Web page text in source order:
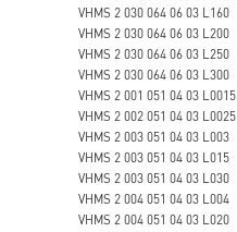
VHMS 2 030 064 06 03 L160
VHMS 2 030 064 06 03 L200
VHMS 2 030 064 06 03 L250
VHMS 2 030 064 06 03 L300
VHMS 2 001 051 04 03 L0015
VHMS 2 002 051 04 03 L0025
VHMS 2 003 051 04 03 L003
VHMS 2 003 051 04 03 L015
VHMS 2 003 051 04 03 L030
VHMS 2 004 051 04 03 L004
VHMS 2 004 051 04 03 L020